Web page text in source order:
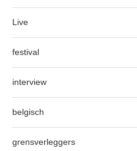
Live
festival
interview
belgisch
grensverleggers